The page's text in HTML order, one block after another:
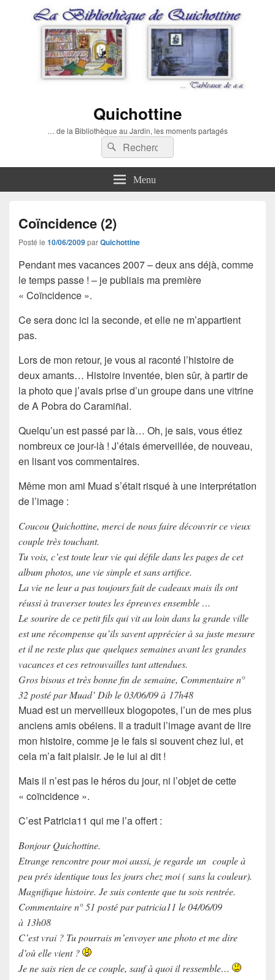
Quichottine
… de la Bibliothèque au Jardin, les moments partagés
Recherche :
Rechercher
Menu
Coïncidence (2)
Posté le 10/06/2009parQuichottine
Pendant mes vacances 2007 – deux ans déjà, comme
le temps passe ! – je publiais ma première
« Coïncidence ».
Ce sera donc ici la seconde, et elle ne m’appartient
pas.
Lors de mon retour, je vous ai raconté l’histoire de
deux amants… Histoire inventée, bien sûr, à partir de
la photo que j’avais prise d’un groupe dans une vitrine
de A Pobra do Caramiñal.
Quelqu’un est passé par là… Oh, je sais, vous étiez
nombreux ce jour-là ! J’étais émerveillée, de nouveau,
en lisant vos commentaires.
Même mon ami Muad s’était risqué à une interprétation
de l’image :
Coucou Quichottine, merci de nous faire découvrir ce vieux
couple très touchant.
Tu vois, c’est toute leur vie qui défile dans les pages de cet
album photos, une vie simple et sans artifice.
La vie ne leur a pas toujours fait de cadeaux mais ils ont
réussi à traverser toutes les épreuves ensemble …
Le sourire de ce petit fils qui vit au loin dans la grande ville
est une récompense qu’ils savent apprécier à sa juste mesure
et il ne reste plus que quelques semaines avant les grandes
vacances et ces retrouvailles tant attendues.
Gros bisous et très bonne fin de semaine, Commentaire n°
32 posté par Muad’ Dib le 03/06/09 à 17h48
Muad est un merveilleux blogopotes, l’un de mes plus
anciens amis obéiens. Il a traduit l’image avant de lire
mon histoire, comme je le fais si souvent chez lui, et
cela m’a fait plaisir. Je le lui ai dit !
Mais il n’est pas le héros du jour, ni l’objet de cette
« coïncidence ».
C’est Patricia11 qui me l’a offert :
Bonjour Quichottine.
Etrange rencontre pour moi aussi, je regarde un couple à
peu prés identique tous les jours chez moi ( sans la couleur).
Magnifique histoire. Je suis contente que tu sois rentrée.
Commentaire n° 51 posté par patricia11 le 04/06/09
à 13h08
C’est vrai ? Tu pourrais m’envoyer une photo et me dire
d’où elle vient ?
Je ne sais rien de ce couple, sauf à quoi il ressemble…